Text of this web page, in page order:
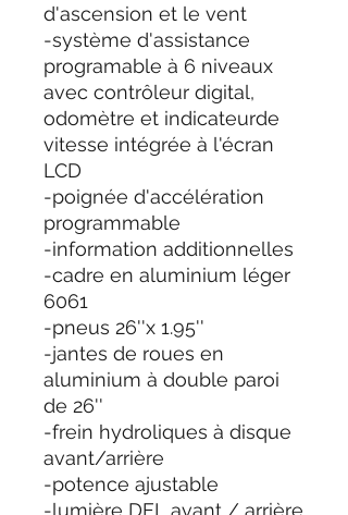
d'ascension et le vent
-système d'assistance
programable à 6 niveaux
avec contrôleur digital,
odomètre et indicateurde
vitesse intégrée à l'écran
LCD
-poignée d'accélération
programmable
-information additionnelles
-cadre en aluminium léger
6061
-pneus 26''x 1.95''
-jantes de roues en
aluminium à double paroi
de 26''
-frein hydroliques à disque
avant/arrière
-potence ajustable
-lumière DEL avant / arrière